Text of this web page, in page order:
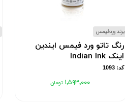
برند وردفیمس
رنگ تاتو ورد فیمس ایندین
اینک Indian Ink
کد: 1093
۱٬۵۹۳٬۰۰۰